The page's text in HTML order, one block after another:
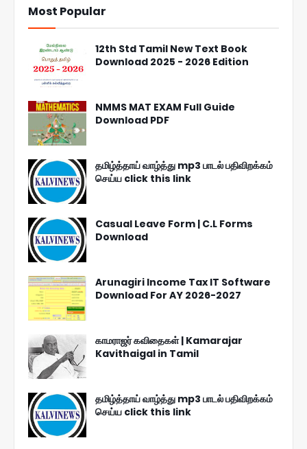
Most Popular
12th Std Tamil New Text Book
Download 2025 - 2026 Edition
NMMS MAT EXAM Full Guide
Download PDF
தமிழ்த்தாய் வாழ்த்து mp3 பாடல் பதிவிறக்கம்
செய்ய click this link
Casual Leave Form | C.L Forms
Download
Arunagiri Income Tax IT Software
Download For AY 2026-2027
காமராஜர் கவிதைகள் | Kamarajar
Kavithaigal in Tamil
தமிழ்த்தாய் வாழ்த்து mp3 பாடல் பதிவிறக்கம்
செய்ய click this link